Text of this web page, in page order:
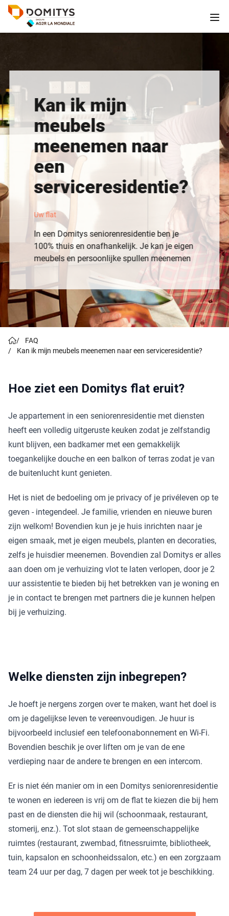
Kan ik mijn
meubels
meenemen naar
een
serviceresidentie?
Uw flat
In een Domitys seniorenresidentie ben je
100% thuis en onafhankelijk. Je kan je eigen
meubels en persoonlijke spullen meenemen
/
FAQ
/
Kan ik mijn meubels meenemen naar een serviceresidentie?
Hoe ziet een Domitys flat eruit?
Je appartement in een seniorenresidentie met diensten
heeft een volledig uitgeruste keuken zodat je zelfstandig
kunt blijven, een badkamer met een gemakkelijk
toegankelijke douche en een balkon of terras zodat je van
de buitenlucht kunt genieten.
Het is niet de bedoeling om je privacy of je privéleven op te
geven - integendeel. Je familie, vrienden en nieuwe buren
zijn welkom! Bovendien kun je je huis inrichten naar je
eigen smaak, met je eigen meubels, planten en decoraties,
zelfs je huisdier meenemen. Bovendien zal Domitys er alles
aan doen om je verhuizing vlot te laten verlopen, door je 2
uur assistentie te bieden bij het betrekken van je woning en
je in contact te brengen met partners die je kunnen helpen
bij je verhuizing.
Welke diensten zijn inbegrepen?
Je hoeft je nergens zorgen over te maken, want het doel is
om je dagelijkse leven te vereenvoudigen. Je huur is
bijvoorbeeld inclusief een telefoonabonnement en Wi-Fi.
Bovendien beschik je over liften om je van de ene
verdieping naar de andere te brengen en een intercom.
Er is niet één manier om in een Domitys seniorenresidentie
te wonen en iedereen is vrij om de flat te kiezen die bij hem
past en de diensten die hij wil (schoonmaak, restaurant,
stomerij, enz.). Tot slot staan de gemeenschappelijke
ruimtes (restaurant, zwembad, fitnessruimte, bibliotheek,
tuin, kapsalon en schoonheidssalon, etc.) en een zorgzaam
team 24 uur per dag, 7 dagen per week tot je beschikking.